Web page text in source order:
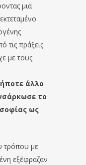
μια
τις πράξεις
με τους
άλλο
το
ως
τρόπου με
εξέφραζαν